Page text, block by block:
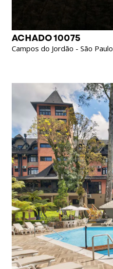
ACHADO 10075
Campos do Jordão - São Paulo